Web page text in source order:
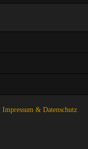
Impressum & Datenschutz